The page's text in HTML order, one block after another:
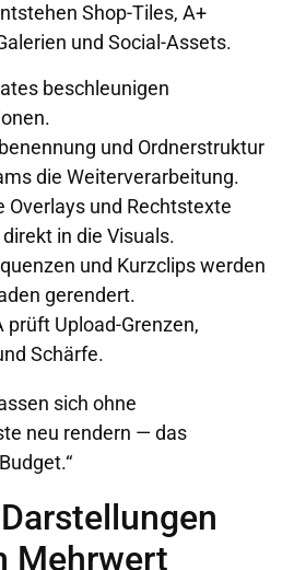
Shop-Tiles, A+
und Social-Assets.
beschleunigen
und Ordnerstruktur
die Weiterverarbeitung.
Overlays und Rechtstexte
in die Visuals.
und Kurzclips werden
gerendert.
prüft Upload-Grenzen,
Schärfe.
sich ohne
neu rendern — das
Mehrwert